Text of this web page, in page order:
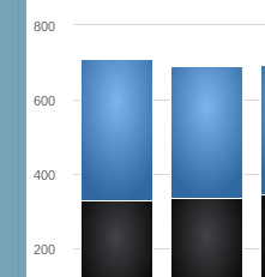
200
400
600
800